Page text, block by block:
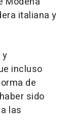
italiana y
incluso
de
sido
las